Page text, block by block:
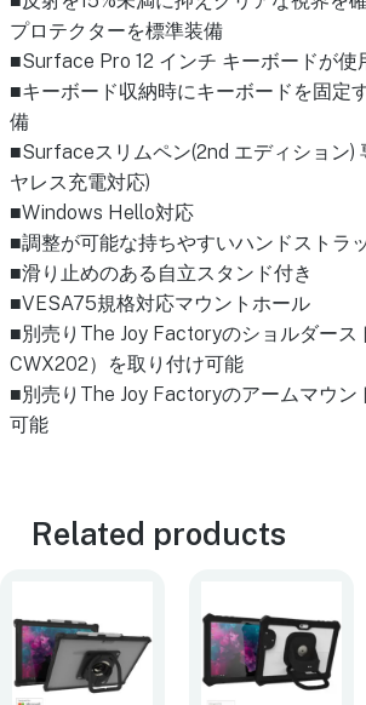
プロテクターを標準装備
■Surface Pro 12 インチ キーボードが使
■キーボード収納時にキーボードを固定
備
■Surfaceスリムペン(2nd エディション)
ヤレス充電対応)
■Windows Hello対応
■調整が可能な持ちやすいハンドストラ
■滑り止めのある自立スタンド付き
■VESA75規格対応マウントホール
■別売りThe Joy Factoryのショルダース
CWX202）を取り付け可能
■別売りThe Joy Factoryのアームマウン
可能
Related products